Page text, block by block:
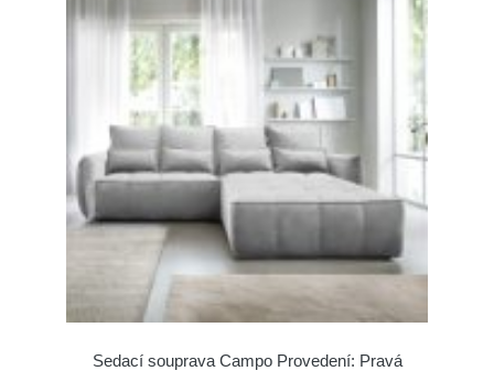
Sedací souprava Campo Provedení: Pravá